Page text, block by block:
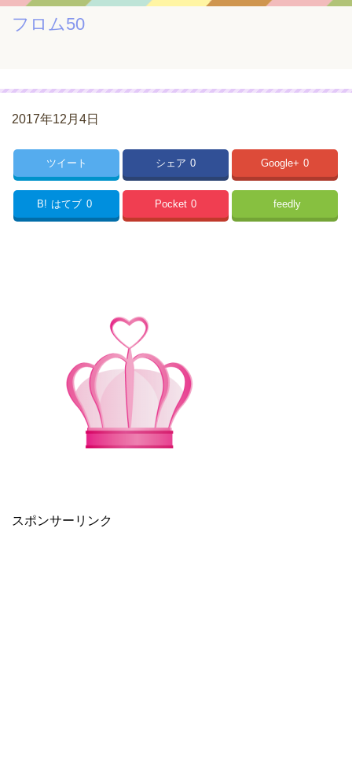
フロム50
2017年12月4日
ツイート シェア 0 Google+ 0
B! はてブ 0 Pocket 0 feedly
スポンサーリンク